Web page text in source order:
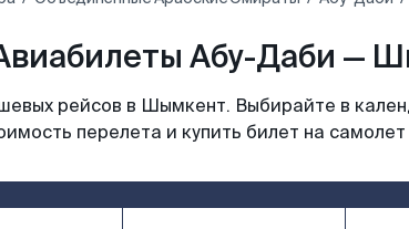
Абу-Даби —
рейсов в Шымкент. Выбирайте в
перелета и купить билет на